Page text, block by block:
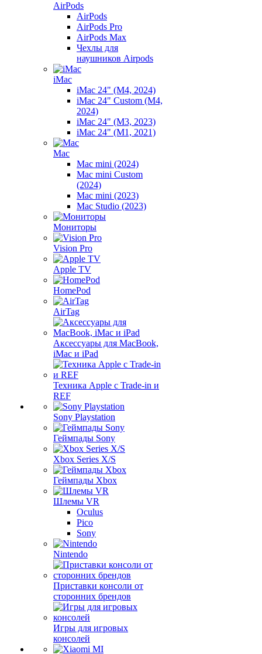
AirPods
AirPods
AirPods Pro
AirPods Max
Чехлы для
наушников Airpods
iMac
iMac 24" (M4, 2024)
iMac 24" Custom (M4,
2024)
iMac 24" (M3, 2023)
iMac 24" (M1, 2021)
Mac
Mac mini (2024)
Mac mini Custom
(2024)
Mac mini (2023)
Mac Studio (2023)
Мониторы
Vision Pro
Apple TV
HomePod
AirTag
Аксессуары для MacBook,
iMac и iPad
Техника Apple с Trade-in и
REF
Sony Playstation
Геймпады Sony
Xbox Series X/S
Геймпады Xbox
Шлемы VR
Oculus
Pico
Sony
Nintendo
Приставки консоли от
сторонних брендов
Игры для игровых
консолей